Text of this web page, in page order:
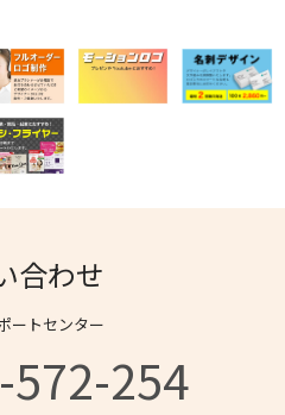
合わせ
ートセンター
572-254